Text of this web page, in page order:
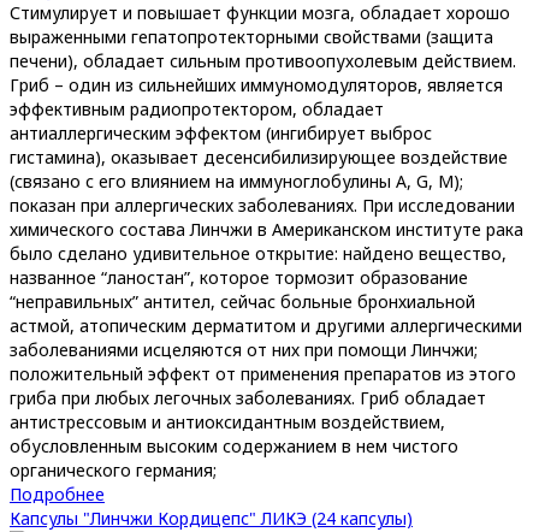
Стимулирует и повышает функции мозга, обладает хорошо
выраженными гепатопротекторными свойствами (защита
печени), обладает сильным противоопухолевым действием.
Гриб – один из сильнейших иммуномодуляторов, является
эффективным радиопротектором, обладает
антиаллергическим эффектом (ингибирует выброс
гистамина), оказывает десенсибилизирующее воздействие
(связано с его влиянием на иммуноглобулины A, G, M);
показан при аллергических заболеваниях. При исследовании
химического состава Линчжи в Американском институте рака
было сделано удивительное открытие: найдено вещество,
названное “ланостан”, которое тормозит образование
“неправильных” антител, сейчас больные бронхиальной
астмой, атопическим дерматитом и другими аллергическими
заболеваниями исцеляются от них при помощи Линчжи;
положительный эффект от применения препаратов из этого
гриба при любых легочных заболеваниях. Гриб обладает
антистрессовым и антиоксидантным воздействием,
обусловленным высоким содержанием в нем чистого
органического германия;
Подробнее
Капсулы "Линчжи Кордицепс" ЛИКЭ (24 капсулы)